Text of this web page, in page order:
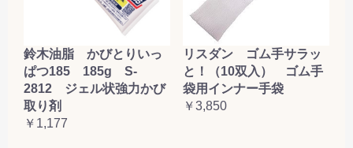
鈴木油脂 かびとりいっ
ぱつ185 185g S-
2812 ジェル状強力かび
取り剤
￥1,177
リスダン ゴム手サラッ
と！（10双入） ゴム手
袋用インナー手袋
￥3,850